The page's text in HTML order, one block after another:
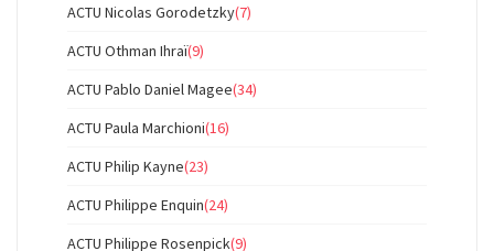
ACTU Nicolas Gorodetzky(7)
ACTU Othman Ihraï(9)
ACTU Pablo Daniel Magee(34)
ACTU Paula Marchioni(16)
ACTU Philip Kayne(23)
ACTU Philippe Enquin(24)
ACTU Philippe Rosenpick(9)